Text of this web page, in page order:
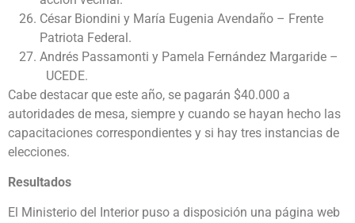
César Biondini y María Eugenia Avendaño – Frente
Patriota Federal.
Andrés Passamonti y Pamela Fernández Margaride –
UCEDE.
Cabe destacar que este año, se pagarán $40.000 a
autoridades de mesa, siempre y cuando se hayan hecho las
capacitaciones correspondientes y si hay tres instancias de
elecciones.
Resultados
El Ministerio del Interior puso a disposición una página web